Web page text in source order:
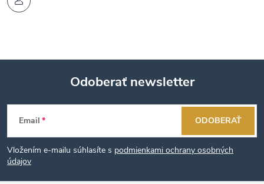
Z
á
p
Odoberať newsletter
Email
Vložením e-mailu súhlasíte s podmienkami ochrany osobných
údajov
ODOBERAŤ